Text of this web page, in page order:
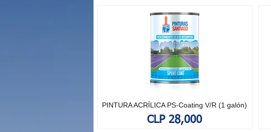
PINTURA ACRÍLICA PS-Coating V/R (1 galón)
Price
CLP 28,000